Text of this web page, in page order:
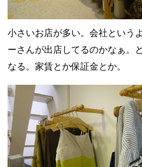
小さいお店が多い。会社という
ーさんが出店してるのかなぁ。
なる。家賃とか保証金とか。